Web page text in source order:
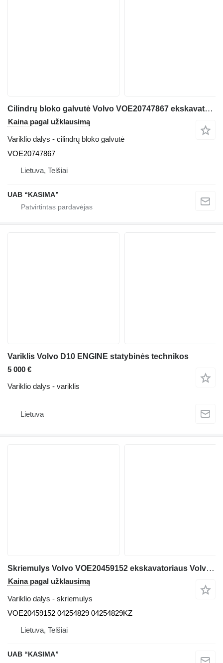
Cilindrų bloko galvutė Volvo VOE20747867 ekskavatoriaus Volvo EW160B
Kaina pagal užklausimą
Variklio dalys - cilindrų bloko galvutė
VOE20747867
Lietuva, Telšiai
UAB “KASIMA”
Variklis Volvo D10 ENGINE statybinės technikos
5 000 €
Variklio dalys - variklis
Lietuva
Skriemulys Volvo VOE20459152 ekskavatoriaus Volvo EW160B
Kaina pagal užklausimą
Variklio dalys - skriemulys
VOE20459152 04254829 04254829KZ
Lietuva, Telšiai
UAB “KASIMA”